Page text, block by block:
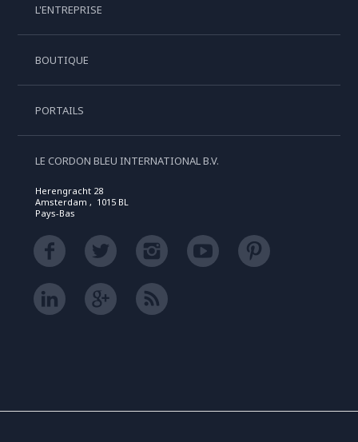
L'ENTREPRISE
BOUTIQUE
PORTAILS
LE CORDON BLEU INTERNATIONAL B.V.
Herengracht 28
Amsterdam , 1015 BL
Pays-Bas